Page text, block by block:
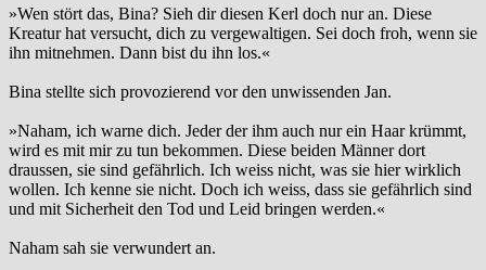
»Wen stört das, Bina? Sieh dir diesen Kerl doch nur an. Diese
Kreatur hat versucht, dich zu vergewaltigen. Sei doch froh, wenn sie
ihn mitnehmen. Dann bist du ihn los.«
Bina stellte sich provozierend vor den unwissenden Jan.
»Naham, ich warne dich. Jeder der ihm auch nur ein Haar krümmt,
wird es mit mir zu tun bekommen. Diese beiden Männer dort
draussen, sie sind gefährlich. Ich weiss nicht, was sie hier wirklich
wollen. Ich kenne sie nicht. Doch ich weiss, dass sie gefährlich sind
und mit Sicherheit den Tod und Leid bringen werden.«
Naham sah sie verwundert an.